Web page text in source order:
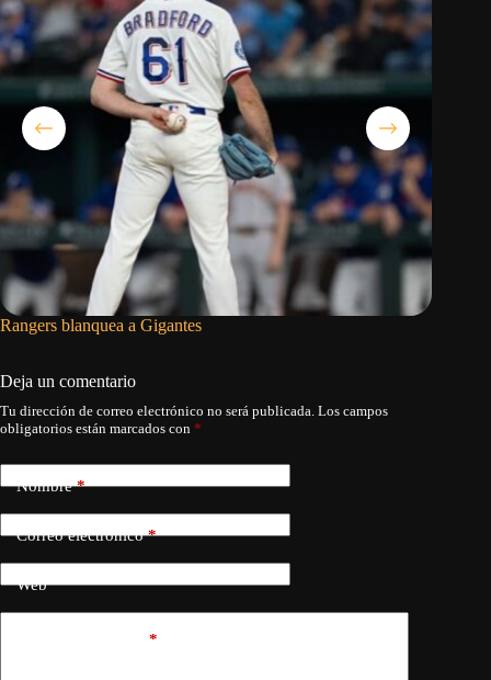
Rangers blanquea a Gigantes
Deja un comentario
Tu dirección de correo electrónico no será publicada. Los campos
obligatorios están marcados con *
Nombre*
Correo electrónico*
Web
*